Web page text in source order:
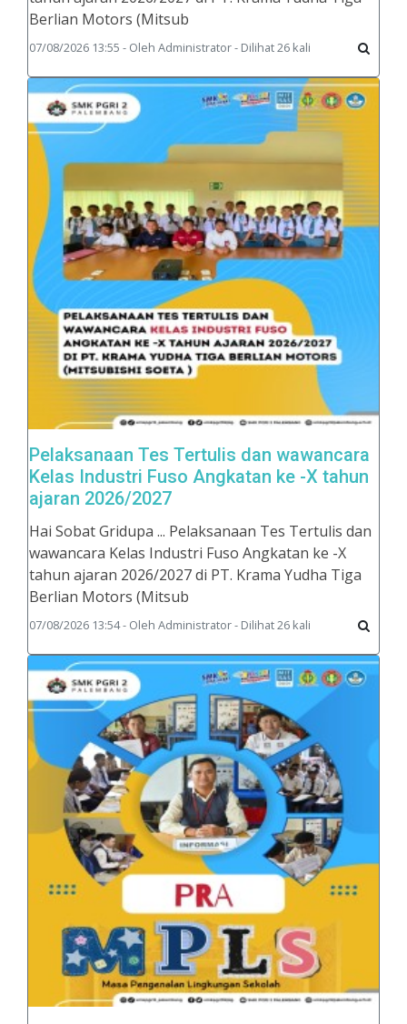
Berlian Motors (Mitsub
07/08/2026 13:55 - Oleh Administrator - Dilihat 26 kali
Pelaksanaan Tes Tertulis dan wawancara
Kelas Industri Fuso Angkatan ke -X tahun
ajaran 2026/2027
Hai Sobat Gridupa ... Pelaksanaan Tes Tertulis dan
wawancara Kelas Industri Fuso Angkatan ke -X
tahun ajaran 2026/2027 di PT. Krama Yudha Tiga
Berlian Motors (Mitsub
07/08/2026 13:54 - Oleh Administrator - Dilihat 26 kali